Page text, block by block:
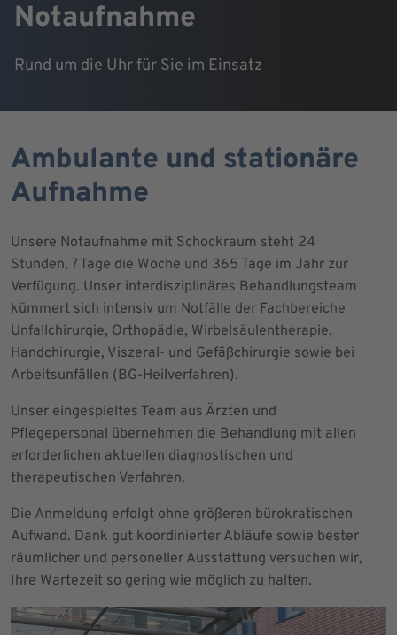
Notaufnahme
Rund um die Uhr für Sie im Einsatz
Ambulante und stationäre
Aufnahme
Unsere Notaufnahme mit Schockraum steht 24
Stunden, 7 Tage die Woche und 365 Tage im Jahr zur
Verfügung. Unser interdisziplinäres Behandlungsteam
kümmert sich intensiv um Notfälle der Fachbereiche
Unfallchirurgie, Orthopädie, Wirbelsäulentherapie,
Handchirurgie, Viszeral- und Gefäßchirurgie sowie bei
Arbeitsunfällen (BG-Heilverfahren).
Unser eingespieltes Team aus Ärzten und
Pflegepersonal übernehmen die Behandlung mit allen
erforderlichen aktuellen diagnostischen und
therapeutischen Verfahren.
Die Anmeldung erfolgt ohne größeren bürokratischen
Aufwand. Dank gut koordinierter Abläufe sowie bester
räumlicher und personeller Ausstattung versuchen wir,
Ihre Wartezeit so gering wie möglich zu halten.